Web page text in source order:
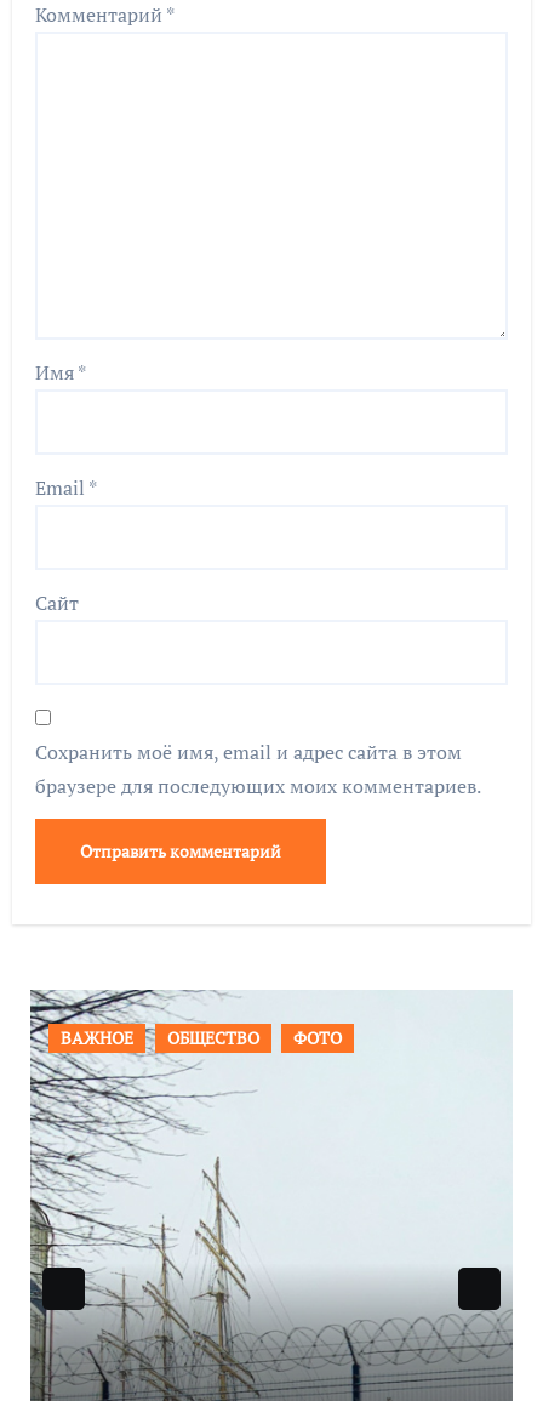
Комментарий *
Имя*
Email *
Сайт
Сохранить моё имя, email и адрес сайта в этом
браузере для последующих моих комментариев.
ПРОИСШЕСТВИЯ ФОТО